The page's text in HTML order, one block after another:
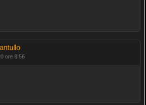
ore 8:56